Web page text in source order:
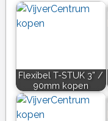
Flexibel T-STUK 3” /
90mm kopen